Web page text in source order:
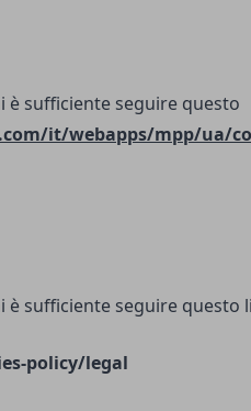
sufficiente seguire questo
it/webapps/mpp/ua/
sufficiente seguire questo
policy/legal